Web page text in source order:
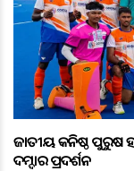
ଜାତୀୟ କନିଷ୍ଠ ପୁରୁଷ
ଦମ୍ଦାର ପ୍ରଦର୍ଶନ